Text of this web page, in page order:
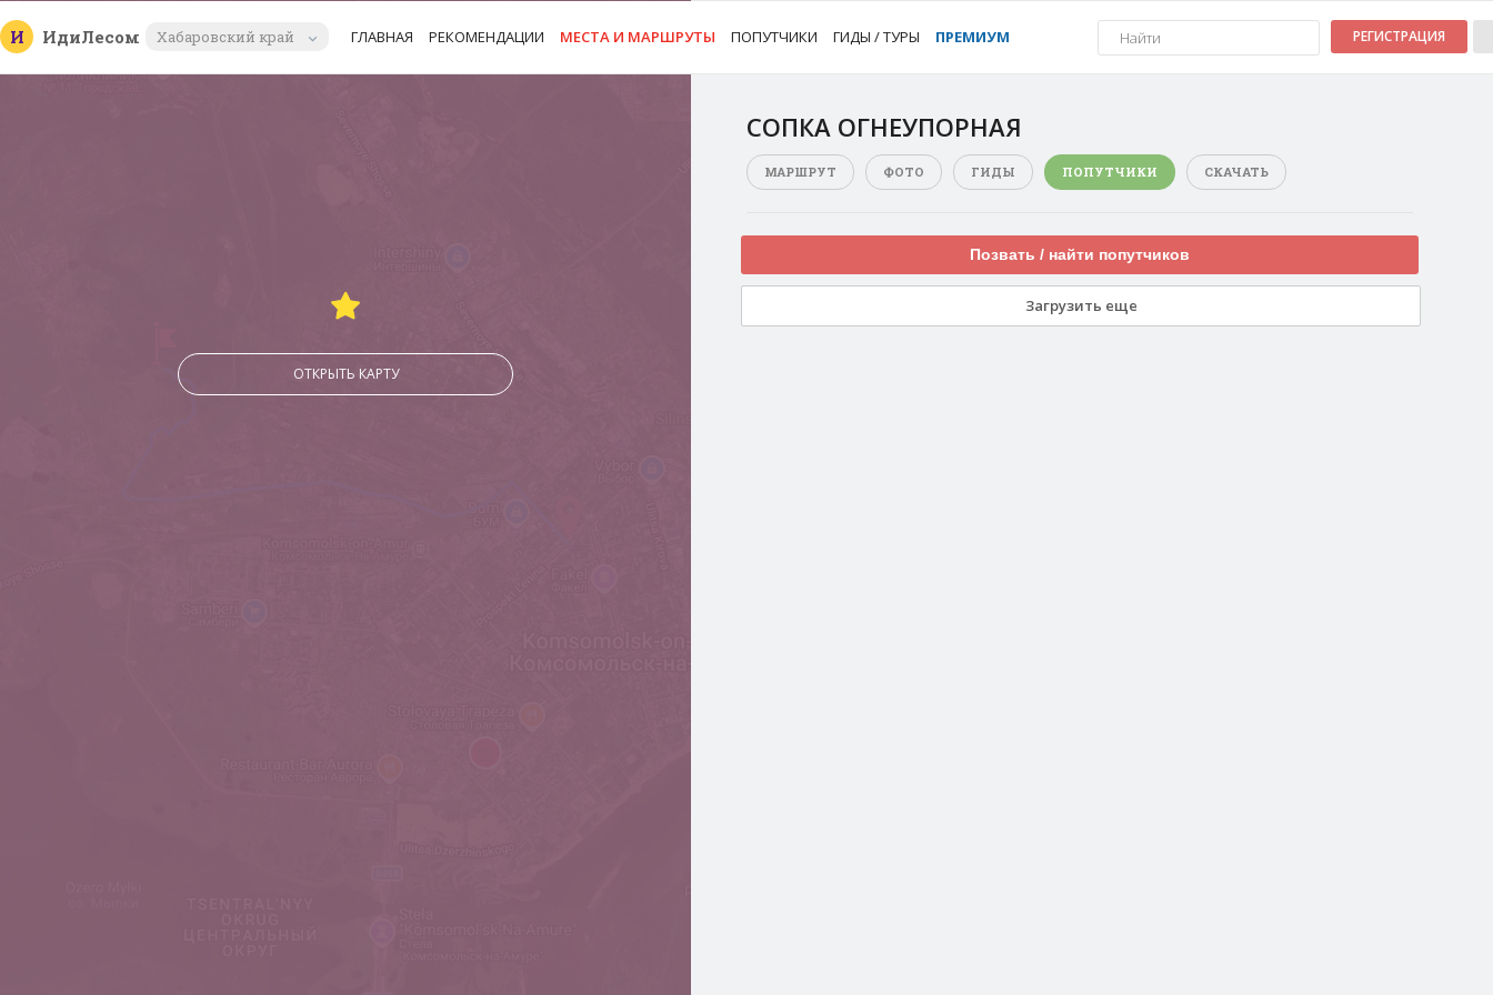
И ИдиЛесом Хабаровский край ГЛАВНАЯ РЕКОМЕНДАЦИИ МЕСТА И МАРШРУТЫ ПОПУТЧИКИ ГИДЫ / ТУРЫ ПРЕМИУМ РЕГИСТРАЦИЯ
ОТКРЫТЬ КАРТУ
СОПКА ОГНЕУПОРНАЯ
МАРШРУТ ФОТО ГИДЫ ПОПУТЧИКИ СКАЧАТЬ
Позвать / найти попутчиков
Загрузить еще